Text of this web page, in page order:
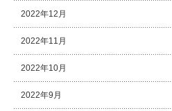
2022年12月
2022年11月
2022年10月
2022年9月